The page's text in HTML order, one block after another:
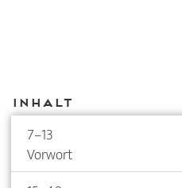
Inhalt
7–13
Vorwort